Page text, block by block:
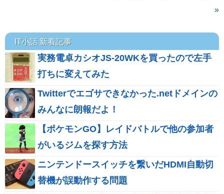
»
IT小話 新着記事
実務電卓カシオJS-20WKを買ったので左手
打ちに変えてみた
Twitterでエゴサできなかった.netドメインの
みんなに朗報だよ！
【ポケモンGO】レイドバトルで他の参加者
がいるジムを探す方法
ニンテンドースイッチを繋いだHDMI自動切
替機が誤動作する問題